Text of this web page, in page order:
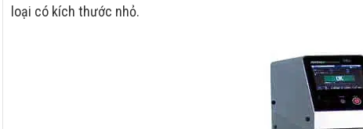
loại có kích thước nhỏ.